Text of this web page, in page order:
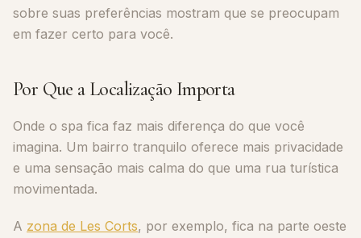
sobre suas preferências mostram que se preocupam
em fazer certo para você.
Por Que a Localização Importa
Onde o spa fica faz mais diferença do que você
imagina. Um bairro tranquilo oferece mais privacidade
e uma sensação mais calma do que uma rua turística
movimentada.
A zona de Les Corts, por exemplo, fica na parte oeste